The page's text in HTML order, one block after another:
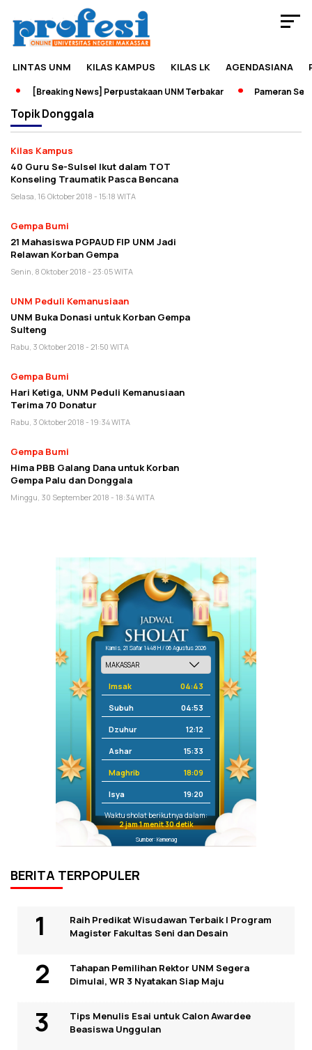
LINTAS UNM KILAS KAMPUS KILAS LK AGENDASIANA
[Breaking News] Perpustakaan UNM Terbakar Pameran
TopikDonggala
Kilas Kampus
40 Guru Se-Sulsel Ikut dalam TOT
Konseling Traumatik Pasca Bencana
Selasa, 16 Oktober 2018 - 15:18 WITA
Gempa Bumi
21 Mahasiswa PGPAUD FIP UNM Jadi
Relawan Korban Gempa
Senin, 8 Oktober 2018 - 23:05 WITA
UNM Peduli Kemanusiaan
UNM Buka Donasi untuk Korban Gempa
Sulteng
Rabu, 3 Oktober 2018 - 21:50 WITA
Gempa Bumi
Hari Ketiga, UNM Peduli Kemanusiaan
Terima 70 Donatur
Rabu, 3 Oktober 2018 - 19:34 WITA
Gempa Bumi
Hima PBB Galang Dana untuk Korban
Gempa Palu dan Donggala
Minggu, 30 September 2018 - 18:34 WITA
Kamis, 21 Safar 1448 H / 06 Agustus 2026
Imsak 04:43
Subuh 04:53
Dzuhur 12:12
Ashar 15:33
Maghrib 18:09
Isya 19:20
Waktu sholat berikutnya dalam:
2 jam 1 menit 30 detik
Sumber: Kemenag
BERITA TERPOPULER
Raih Predikat Wisudawan Terbaik I Program
Magister Fakultas Seni dan Desain
Tahapan Pemilihan Rektor UNM Segera
Dimulai, WR 3 Nyatakan Siap Maju
Tips Menulis Esai untuk Calon Awardee
Beasiswa Unggulan